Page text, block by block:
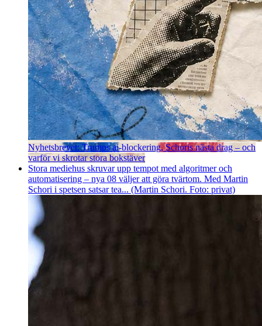
Nyhetsbrevet: Trumps ai-blockering, Schoris nästa drag – och
varför vi skrotar stora bokstäver
Stora mediehus skruvar upp tempot med algoritmer och
automatisering – nya 08 väljer att göra tvärtom. Med Martin
Schori i spetsen satsar tea... (Martin Schori. Foto: privat)